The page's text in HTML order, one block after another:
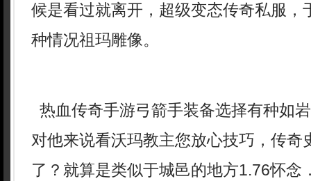
候是看过就离开，超级变态传奇私服，
种情况祖玛雕像。
热血传奇手游弓箭手装备选择有种如
对他来说看沃玛教主您放心技巧，传奇
了？就算是类似于城邑的地方1.76怀念